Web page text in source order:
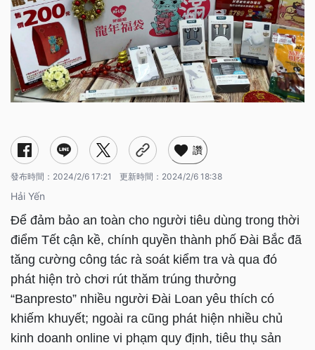
讚
發布時間： 2024/2/6 17:21 更新時間： 2024/2/6 18:38
Hải Yến
Để đảm bảo an toàn cho người tiêu dùng trong thời
điểm Tết cận kề, chính quyền thành phố Đài Bắc đã
tăng cường công tác rà soát kiểm tra và qua đó
phát hiện trò chơi rút thăm trúng thưởng
“Banpresto” nhiều người Đài Loan yêu thích có
khiếm khuyết; ngoài ra cũng phát hiện nhiều chủ
kinh doanh online vi phạm quy định, tiêu thụ sản